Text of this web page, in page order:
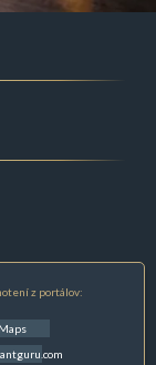
z portálov: